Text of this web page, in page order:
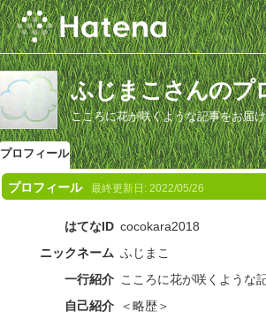
ふじまこさんのプ
こころに花が咲くような記事をお届
プロフィール
プロフィール 最終更新日: 2022/05/26
はてなID cocokara2018
ニックネーム ふじまこ
一行紹介 こころに花が咲くような
自己紹介
＜略歴＞